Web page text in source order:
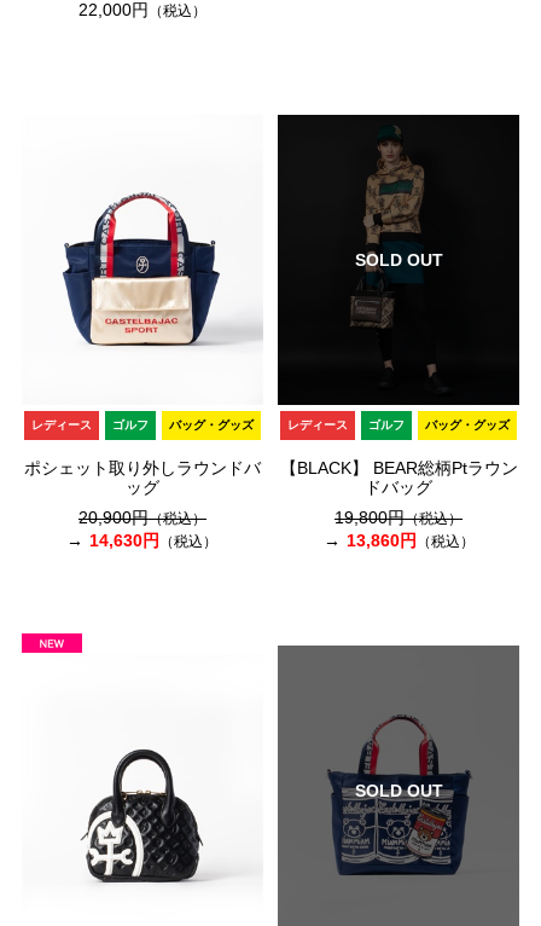
22,000円 （税込）
レディース ゴルフ バッグ・グッズ
ポシェット取り外しラウンドバ
ッグ
20,900円（税込）
14,630円 （税込）
SOLD OUT
レディース ゴルフ バッグ・グッズ
【BLACK】 BEAR総柄Ptラウン
ドバッグ
19,800円（税込）
13,860円 （税込）
SOLD OUT